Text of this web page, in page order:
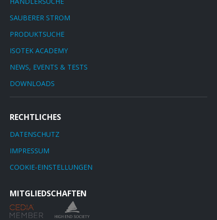
SAUBERER STROM
PRODUKTSUCHE
ISOTEK ACADEMY
NEWS, EVENTS & TESTS
DOWNLOADS
RECHTLICHES
DATENSCHUTZ
IMPRESSUM
COOKIE-EINSTELLUNGEN
MITGLIEDSCHAFTEN